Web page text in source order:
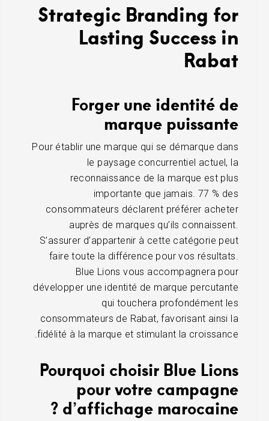
Strategic Branding for
Lasting Success in
Rabat
Forger une identité de
marque puissante
Pour établir une marque qui se démarque dans
le paysage concurrentiel actuel, la
reconnaissance de la marque est plus
importante que jamais. 77 % des
consommateurs déclarent préférer acheter
auprès de marques qu’ils connaissent.
S’assurer d’appartenir à cette catégorie peut
faire toute la différence pour vos résultats.
Blue Lions vous accompagnera pour
développer une identité de marque percutante
qui touchera profondément les
consommateurs de Rabat, favorisant ainsi la
fidélité à la marque et stimulant la croissance.
Pourquoi choisir Blue Lions
pour votre campagne
d’affichage marocaine ?